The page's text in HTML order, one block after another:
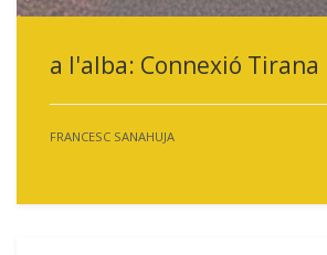
a l'alba: Connexió Tirana
FRANCESC SANAHUJA